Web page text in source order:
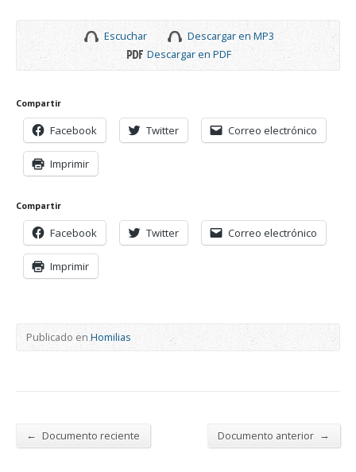
Escuchar
Descargar en MP3
Descargar en PDF
Compartir
Facebook Twitter Correo electrónico
Imprimir
Compartir
Facebook Twitter Correo electrónico
Imprimir
Publicado enHomilias
← Documento reciente Documento anterior →